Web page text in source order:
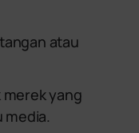
atau
yang
media.